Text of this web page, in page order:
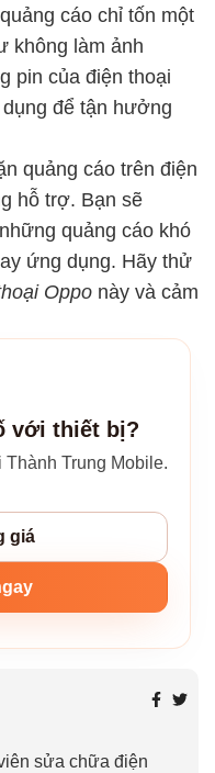
cáo chỉ tốn một
không làm ảnh
pin của điện thoại
để tận hưởng
quảng cáo trên điện
hỗ trợ. Bạn sẽ
quảng cáo khó
ứng dụng. Hãy thử
Oppo này và cảm
với thiết bị?
Thành Trung Mobile.
giá
sửa chữa điện